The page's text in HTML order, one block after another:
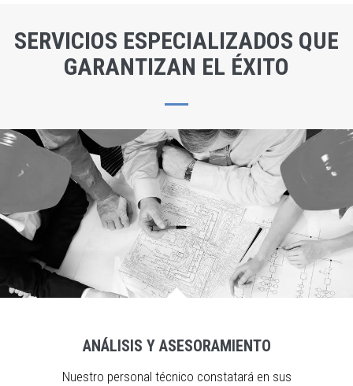
SERVICIOS ESPECIALIZADOS QUE
GARANTIZAN EL ÉXITO
ANÁLISIS Y ASESORAMIENTO
Nuestro personal técnico constatará en sus